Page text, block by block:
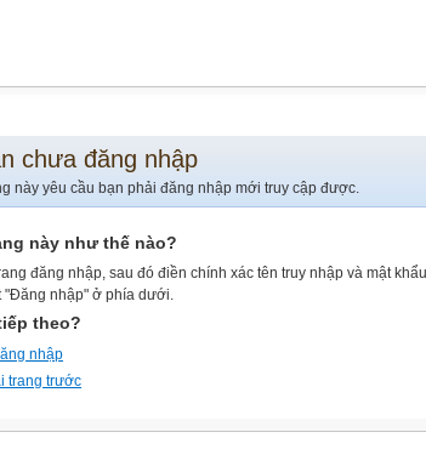
chưa đăng nhập
này yêu cầu bạn phải đăng nhập mới truy cập được.
này như thế nào?
đăng nhập, sau đó điền chính xác tên truy nhập và mật
"Đăng nhập" ở phía dưới.
theo?
nhập
trang trước